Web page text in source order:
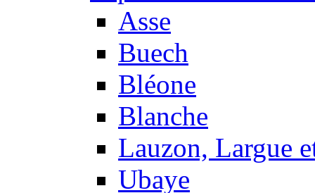
Asse
Buech
Bléone
Blanche
Lauzon, Largue
Ubaye